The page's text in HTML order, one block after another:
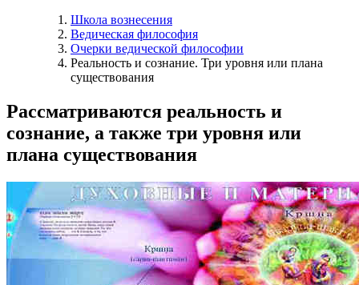
Школа вознесения
Ведическая философия
Очерки ведической философии
Реальность и сознание. Три уровня или плана
существования
Рассматриваются реальность и
сознание, а также три уровня или
плана существования